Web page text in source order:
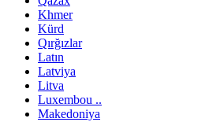
Khmer
Kürd
Qırğızlar
Latın
Latviya
Litva
Luxembou ..
Makedoniya